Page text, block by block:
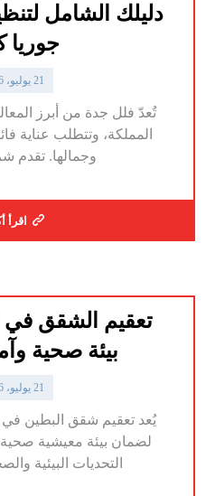
دليلك الشامل
جوريا
21 يوليو، 2026
تُعدّ فلل جدة من أبرز
المملكة، وتتطلب عناية
وجمالها. تقدم
اقرأ
تعقيم الشقق
بيئة صحية
21 يوليو، 2026
يُعد تعقيم شقق البطين
لضمان بيئة معيشية
التحديات البيئية